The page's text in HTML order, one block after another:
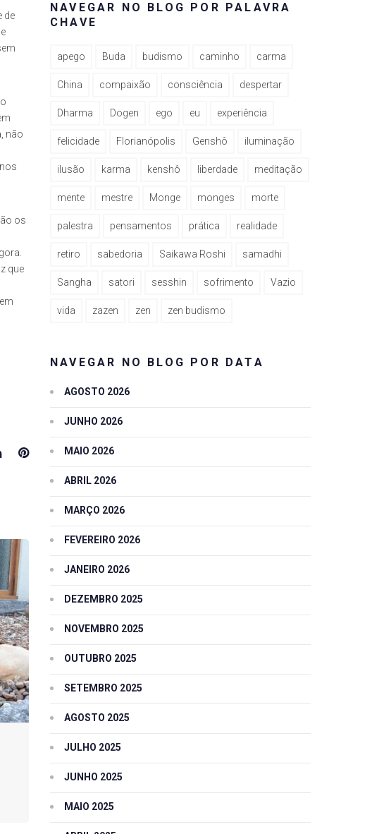
de
não
os
que
LinkedInPinterest
NAVEGAR NO BLOG POR PALAVRA
CHAVE
apego Buda budismo caminho carma
China compaixão consciência despertar
Dharma Dogen ego eu experiência
felicidade Florianópolis Genshô iluminação
ilusão karma kenshô liberdade meditação
mente mestre Monge monges morte
palestra pensamentos prática realidade
retiro sabedoria Saikawa Roshi samadhi
Sangha satori sesshin sofrimento Vazio
vida zazen zen zen budismo
NAVEGAR NO BLOG POR DATA
AGOSTO 2026
JUNHO 2026
MAIO 2026
ABRIL 2026
MARÇO 2026
FEVEREIRO 2026
JANEIRO 2026
DEZEMBRO 2025
NOVEMBRO 2025
OUTUBRO 2025
SETEMBRO 2025
AGOSTO 2025
JULHO 2025
JUNHO 2025
MAIO 2025